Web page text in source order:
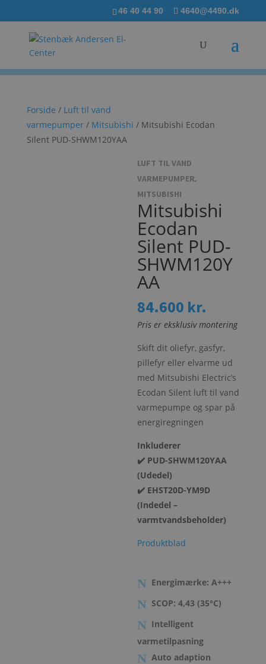
46 40 44 90 4640@4490.dk
Forside / Luft til vand
varmepumper/ Mitsubishi / Mitsubishi Ecodan
Silent PUD-SHWM120YAA
LUFT TIL VAND
VARMEPUMPER,
MITSUBISHI
Mitsubishi
Ecodan
Silent PUD-
SHWM120Y
AA
84.600 kr.
Pris er eksklusiv montering
Skift dit oliefyr, gasfyr,
pillefyr eller elvarme ud
med Mitsubishi Electric’s
Ecodan Silent luft til vand
varmepumpe og spar på
energiregningen
Inkluderer
✔️ PUD-SHWM120YAA
(Udedel)
✔️ EHST20D-YM9D
(Indedel –
varmtvandsbeholder)
Produktblad
Energimærke: A+++
SCOP: 4,43 (35°C)
Intelligent
varmetilpasning
Auto adaption